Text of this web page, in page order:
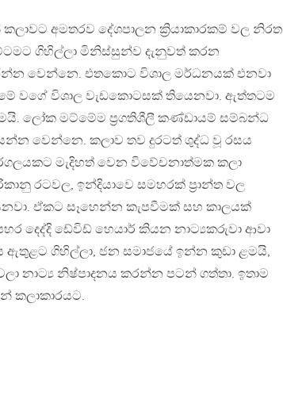
අමතරව දේශපාලන ක්‍රියාකාරකම් වල නිරත
ගිහිල්ලා මිනිස්සුන්ව දැනුවත් කරන
වෙන්නෙ. එතකොට විශාල මර්ධනයක් එනවා
වගේ විශාල වැඩකොටසක් තියෙනවා. ඇත්තටම
ලෝක මට්මේම ප්‍රගතිශීලී කණ්ඩායම් සම්බන්ධ
වෙන්නෙ. කලාව තව දුරටත් ශුද්ධ වූ රසය
මැදිහත් වෙන විවේචනාත්මක කලා
රටවල, ඉන්දියාවෙ සමහරක් ප්‍රාන්ත වල
ඒකට සෑහෙන්න කැපවීමක් සහ කාලයක්
දෙද්දි ඩේවිඩ් හෙයාර් කියන නාට්‍යකරුවා ආවා
ඇතුළට ගිහිල්ලා, ජන සමාජයේ ඉන්න කුඩා ළමයි,
නාට්‍ය නිෂ්පාදනය කරන්න පටන් ගත්තා. ඉතාම
කලාකාරයට.